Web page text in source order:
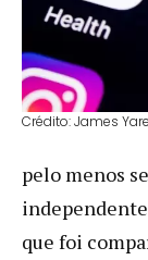
Crédito: James
pelo menos
que foi